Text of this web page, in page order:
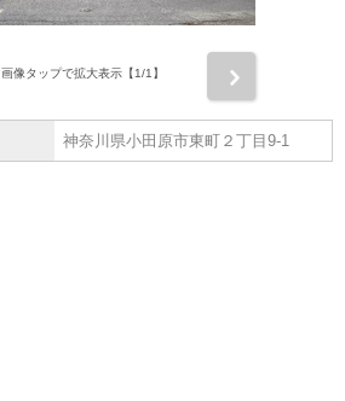
画像タップで拡大表示【1/1】
神奈川県小田原市東町２丁目9-1